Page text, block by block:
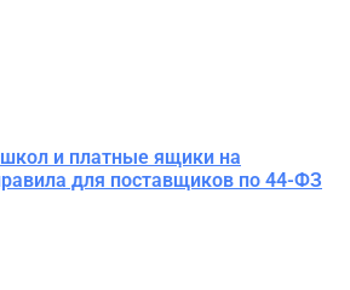
и платные ящики на
для поставщиков по 44-ФЗ